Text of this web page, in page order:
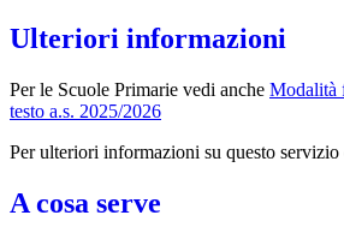
Ulteriori informazioni
Per le Scuole Primarie vedi anche Modalità
testo a.s. 2025/2026
Per ulteriori informazioni su questo servizio
A cosa serve